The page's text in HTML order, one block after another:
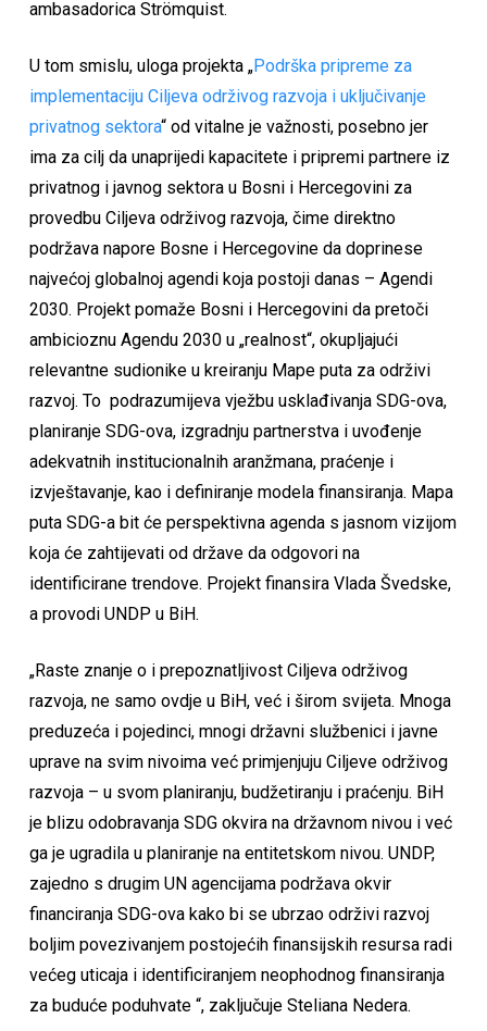
ambasadorica Strömquist.
U tom smislu, uloga projekta „Podrška pripreme za
implementaciju Ciljeva održivog razvoja i uključivanje
privatnog sektora“ od vitalne je važnosti, posebno jer
ima za cilj da unaprijedi kapacitete i pripremi partnere iz
privatnog i javnog sektora u Bosni i Hercegovini za
provedbu Ciljeva održivog razvoja, čime direktno
podržava napore Bosne i Hercegovine da doprinese
najvećoj globalnoj agendi koja postoji danas – Agendi
2030. Projekt pomaže Bosni i Hercegovini da pretoči
ambicioznu Agendu 2030 u „realnost“, okupljajući
relevantne sudionike u kreiranju Mape puta za održivi
razvoj. To podrazumijeva vježbu usklađivanja SDG-ova,
planiranje SDG-ova, izgradnju partnerstva i uvođenje
adekvatnih institucionalnih aranžmana, praćenje i
izvještavanje, kao i definiranje modela finansiranja. Mapa
puta SDG-a bit će perspektivna agenda s jasnom vizijom
koja će zahtijevati od države da odgovori na
identificirane trendove. Projekt finansira Vlada Švedske,
a provodi UNDP u BiH.
„Raste znanje o i prepoznatljivost Ciljeva održivog
razvoja, ne samo ovdje u BiH, već i širom svijeta. Mnoga
preduzeća i pojedinci, mnogi državni službenici i javne
uprave na svim nivoima već primjenjuju Ciljeve održivog
razvoja – u svom planiranju, budžetiranju i praćenju. BiH
je blizu odobravanja SDG okvira na državnom nivou i već
ga je ugradila u planiranje na entitetskom nivou. UNDP,
zajedno s drugim UN agencijama podržava okvir
financiranja SDG-ova kako bi se ubrzao održivi razvoj
boljim povezivanjem postojećih finansijskih resursa radi
većeg uticaja i identificiranjem neophodnog finansiranja
za buduće poduhvate “, zaključuje Steliana Nedera.